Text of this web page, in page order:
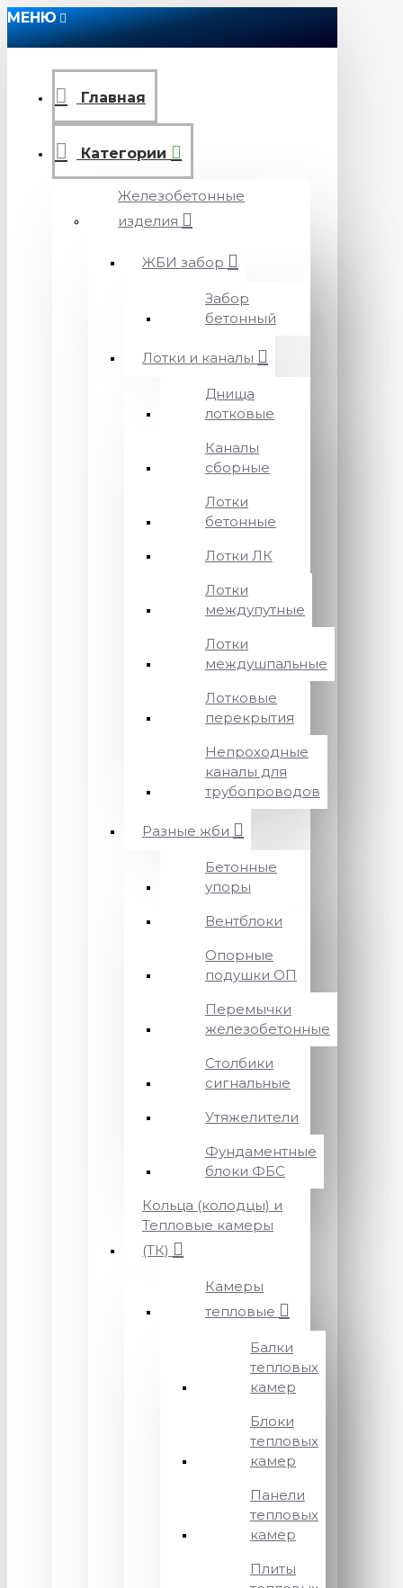
МЕНЮ
Главная
Категории
Железобетонные
изделия
ЖБИ забор
Забор
бетонный
Лотки и каналы
Днища
лотковые
Каналы
сборные
Лотки
бетонные
Лотки ЛК
Лотки
междупутные
Лотки
междушпальные
Лотковые
перекрытия
Непроходные
каналы для
трубопроводов
Разные жби
Бетонные
упоры
Вентблоки
Опорные
подушки ОП
Перемычки
железобетонные
Столбики
сигнальные
Утяжелители
Фундаментные
блоки ФБС
Кольца (колодцы) и
Тепловые камеры
(ТК)
Камеры
тепловые
Балки
тепловых
камер
Блоки
тепловых
камер
Панели
тепловых
камер
Плиты